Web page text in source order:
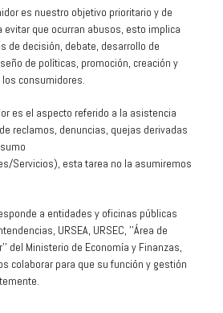
es nuestro objetivo prioritario y de
evitar que ocurran abusos, esto implica
de decisión, debate, desarrollo de
de políticas, promoción, creación y
consumidores.
es el aspecto referido a la asistencia
reclamos, denuncias, quejas derivadas
Servicios), esta tarea no la asumiremos
a entidades y oficinas públicas
URSEA, URSEC, ''Área de
del Ministerio de Economía y Finanzas,
colaborar para que su función y gestión